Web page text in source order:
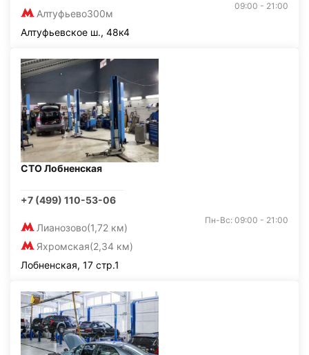
Алтуфьево300м
09:00 - 21:00
Алтуфьевское ш., 48к4
СТО Лобненская
+7 (499) 110-53-06
Лианозово(1,72 км)
Яхромская(2,34 км)
Пн-Вс: 09:00 - 21:00
Лобненская, 17 стр.1